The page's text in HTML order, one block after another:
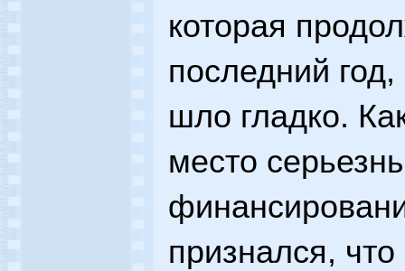
которая
последний
шло гладко.
место
признался, что